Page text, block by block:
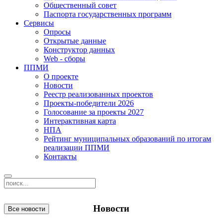
Общественный совет
Паспорта государственных программ
Сервисы
Опросы
Открытые данные
Конструктор данных
Web - сборы
ППМИ
О проекте
Новости
Реестр реализованных проектов
Проекты-победители 2026
Голосование за проекты 2027
Интерактивная карта
НПА
Рейтинг муниципальных образований по итогам
реализации ППМИ
Контакты
Новости
Все новости